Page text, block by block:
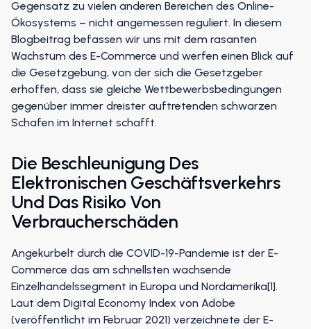
Gegensatz zu vielen anderen Bereichen des Online-
Ökosystems – nicht angemessen reguliert. In diesem
Blogbeitrag befassen wir uns mit dem rasanten
Wachstum des E-Commerce und werfen einen Blick auf
die Gesetzgebung, von der sich die Gesetzgeber
erhoffen, dass sie gleiche Wettbewerbsbedingungen
gegenüber immer dreister auftretenden schwarzen
Schafen im Internet schafft.
Die Beschleunigung Des
Elektronischen Geschäftsverkehrs
Und Das Risiko Von
Verbraucherschäden
Angekurbelt durch die COVID-19-Pandemie ist der E-
Commerce das am schnellsten wachsende
Einzelhandelssegment in Europa und Nordamerika[1].
Laut dem Digital Economy Index von Adobe
(veröffentlicht im Februar 2021) verzeichnete der E-